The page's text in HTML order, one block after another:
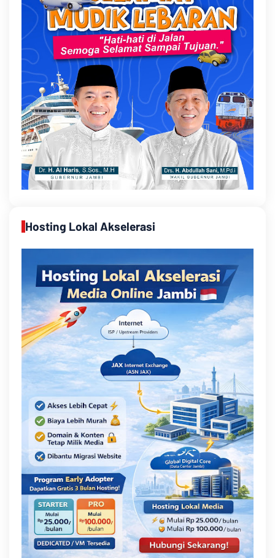
Hosting Lokal Akselerasi